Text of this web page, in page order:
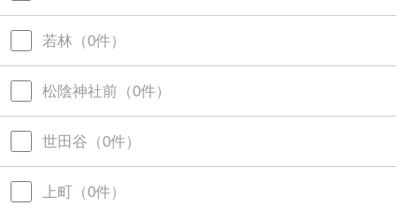
若林 （0件）
松陰神社前（0件）
世田谷 （0件）
上町（0件）